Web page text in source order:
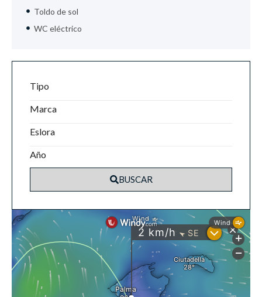
Toldo de sol
WC eléctrico
Tipo
Marca
Eslora
Año
BUSCAR